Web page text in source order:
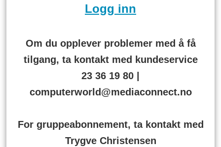
Logg inn
Om du opplever problemer med å få
tilgang, ta kontakt med kundeservice
23 36 19 80 |
computerworld@mediaconnect.no
For gruppeabonnement, ta kontakt med
Trygve Christensen